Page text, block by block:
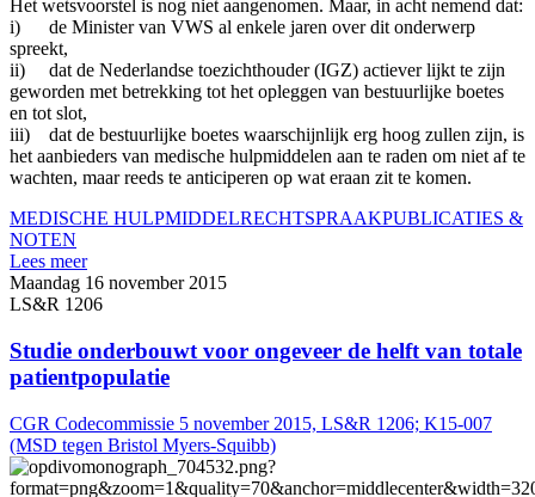
Het wetsvoorstel is nog niet aangenomen. Maar, in acht nemend dat:
i) de Minister van VWS al enkele jaren over dit onderwerp
spreekt,
ii) dat de Nederlandse toezichthouder (IGZ) actiever lijkt te zijn
geworden met betrekking tot het opleggen van bestuurlijke boetes
en tot slot,
iii) dat de bestuurlijke boetes waarschijnlijk erg hoog zullen zijn, is
het aanbieders van medische hulpmiddelen aan te raden om niet af te
wachten, maar reeds te anticiperen op wat eraan zit te komen.
MEDISCHE HULPMIDDELRECHTSPRAAKPUBLICATIES &
NOTEN
Lees meer
Maandag 16 november 2015
LS&R 1206
Studie onderbouwt voor ongeveer de helft van totale
patientpopulatie
CGR Codecommissie 5 november 2015, LS&R 1206; K15-007
(MSD tegen Bristol Myers-Squibb)